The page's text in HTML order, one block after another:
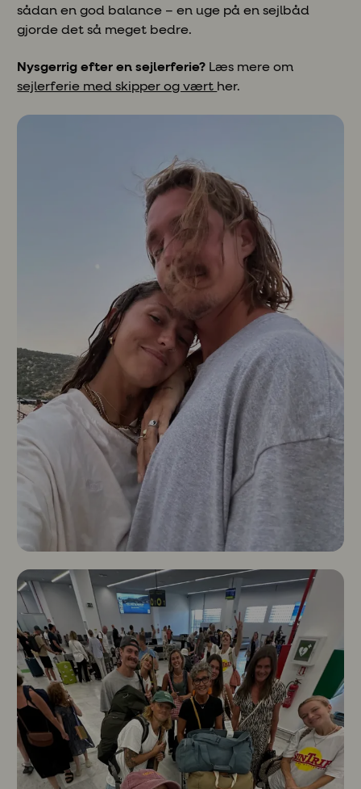
sådan en god balance – en uge på en sejlbåd
gjorde det så meget bedre.
Nysgerrig efter en sejlerferie? Læs mere om
sejlerferie med skipper og vært her.